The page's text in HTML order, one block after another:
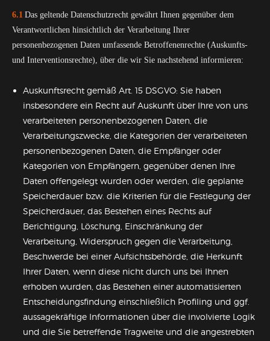
6.1Das geltende Datenschutzrecht gewährt Ihnen gegenüber dem
Verantwortlichen hinsichtlich der Verarbeitung Ihrer
personenbezogenen Daten umfassende Betroffenenrechte (Auskunfts-
und Interventionsrechte), über die wir Sie nachstehend informieren:
Auskunftsrecht gemäß Art. 15 DSGVO: Sie haben
insbesondere ein Recht auf Auskunft über Ihre von uns
verarbeiteten personenbezogenen Daten, die
Verarbeitungszwecke, die Kategorien der verarbeiteten
personenbezogenen Daten, die Empfänger oder
Kategorien von Empfängern, gegenüber denen Ihre
Daten offengelegt wurden oder werden, die geplante
Speicherdauer bzw. die Kriterien für die Festlegung der
Speicherdauer, das Bestehen eines Rechts auf
Berichtigung, Löschung, Einschränkung der
Verarbeitung, Widerspruch gegen die Verarbeitung,
Beschwerde bei einer Aufsichtsbehörde, die Herkunft
Ihrer Daten, wenn diese nicht durch uns bei Ihnen
erhoben wurden, das Bestehen einer automatisierten
Entscheidungsfindung einschließlich Profiling und ggf.
aussagekräftige Informationen über die involvierte Logik
und die Sie betreffende Tragweite und die angestrebten